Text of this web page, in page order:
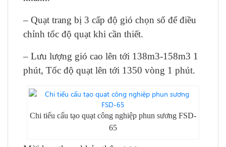
– Quạt trang bị 3 cấp độ gió chọn số để điều
chỉnh tốc độ quạt khi cần thiết.
– Lưu lượng gió cao lên tới 138m3-158m3 1
phút, Tốc độ quạt lên tới 1350 vòng 1 phút.
Chi tiếu cấu tạo quạt công nghiệp phun sương FSD-
65